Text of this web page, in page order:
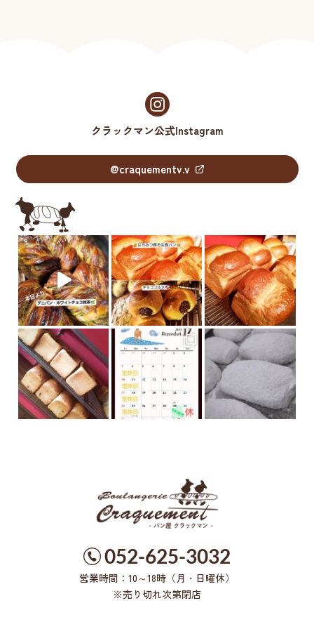
クラックマン公式Instagram
@craquementv.v
052-625-3032
営業時間：10～18時（月・日曜休）
※売り切れ次第閉店